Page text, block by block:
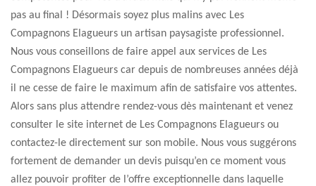
pas au final ! Désormais soyez plus malins avec Les
Compagnons Elagueurs un artisan paysagiste professionnel.
Nous vous conseillons de faire appel aux services de Les
Compagnons Elagueurs car depuis de nombreuses années déjà
il ne cesse de faire le maximum afin de satisfaire vos attentes.
Alors sans plus attendre rendez-vous dès maintenant et venez
consulter le site internet de Les Compagnons Elagueurs ou
contactez-le directement sur son mobile. Nous vous suggérons
fortement de demander un devis puisqu’en ce moment vous
allez pouvoir profiter de l’offre exceptionnelle dans laquelle